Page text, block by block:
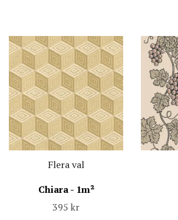
Flera val
Chiara - 1m²
395 kr